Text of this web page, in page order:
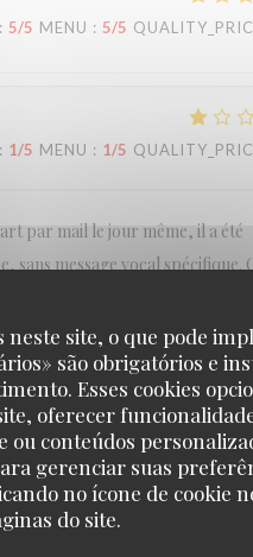
site, o que pode
são obrigatórios e
Esses cookies
oferecer
ou conteúdos
gerenciar suas
no ícone de cookie
do site.
: 5/5 MENU : 5/5
: 1/5 MENU : 1/5
par mail le jour même, il a été
sans message vocal spécifique.
5/5 MENU: 5/5